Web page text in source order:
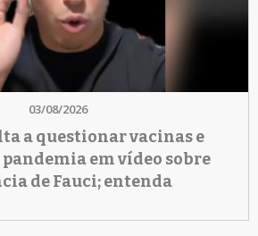
03/08/2026
a questionar vacinas e
em vídeo sobre
de Fauci; entenda